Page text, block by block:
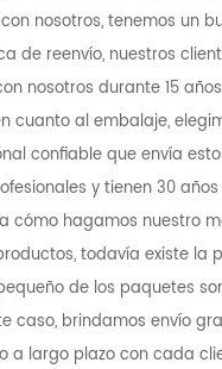
nosotros, tenemos un
de reenvío, nuestros
nosotros durante 15
cuanto al embalaje,
confiable que envía
y tienen 30
cómo hagamos nuestro
todavía existe la
de los paquetes
caso, brindamos envío
a largo plazo con cada